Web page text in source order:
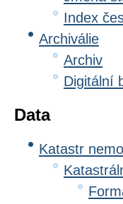
Index
Archiválie
Archiv
Digitální
Data
Katastr